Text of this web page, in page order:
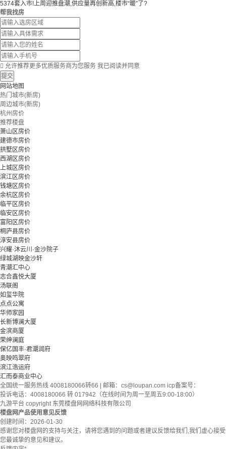
5374套入市!上周迎推盘潮,供应量再创新高,楼市“暖”了?
帮我找房
 允许推荐更多优质服务商为您服务 我已阅读并同意
提交
网站地图
热门城市(新房)
周边城市(新房)
杭州房价
推荐楼盘
萧山区房价
建德市房价
拱墅区房价
西湖区房价
上城区房价
滨江区房价
钱塘区房价
余杭区房价
临平区房价
临安区房价
富阳区房价
桐庐县房价
淳安县房价
兴耀·沐云川·金沙院子
绿城湖映金沙轩
青潮汇中心
志合鑫悦大厦
汤联阁
如玺华院
点点公寓
华师家园
长新博澜大厦
金滨商厦
荣绅澜庭
保亿国丰·君潮润府
奥映鸣翠府
滨江浩运府
汇而泰商业中心
全国统一服务热线 4008180066转66 | 邮箱： cs@loupan.com icp备案号：
投诉电话：4008180066 转 017942（在线时间为周一至周五9:00-18:00）
九游平台 copyright 东莞楼盘网网络科技有限公司
楼盘网产品使用意见反馈
创建时间： 2026-01-30
感谢您对楼盘网的支持与关注，请将您遇到的问题或者建议反馈给我们,我们虚心接受
您最诚挚的意见和建议。